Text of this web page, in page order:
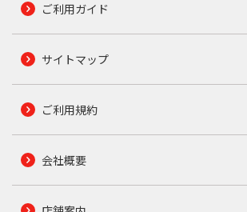
ご利用ガイド
サイトマップ
ご利用規約
会社概要